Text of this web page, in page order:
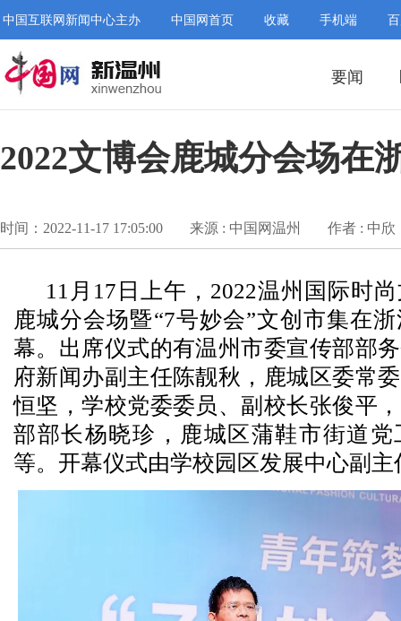
中国互联网新闻中心主办 中国网首页 收藏 手机端
要闻
2022文博会鹿城分会场在
时间：2022-11-17 17:05:00 来源 : 中国网温州 作者 : 中欣
11月17日上午，2022温州国际时
鹿城分会场暨“7号妙会”文创市集在
幕。出席仪式的有温州市委宣传部部
府新闻办副主任陈靓秋，鹿城区委常
恒坚，学校党委委员、副校长张俊平
部部长杨晓珍，鹿城区蒲鞋市街道
等。开幕仪式由学校园区发展中心副